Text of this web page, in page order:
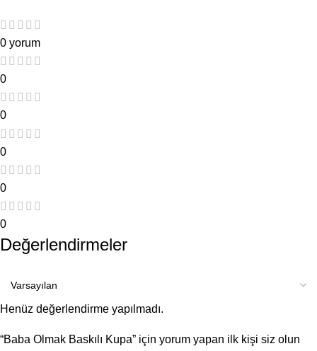
0 yorum
0
0
0
0
0
Değerlendirmeler
Henüz değerlendirme yapılmadı.
“Baba Olmak Baskılı Kupa” için yorum yapan ilk kişi siz olun